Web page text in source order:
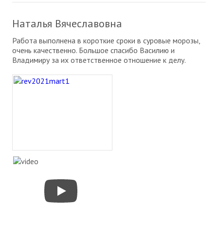
Наталья Вячеславовна
Работа выполнена в короткие сроки в суровые морозы,
очень качественно. Большое спасибо Василию и
Владимиру за их ответственное отношение к делу.